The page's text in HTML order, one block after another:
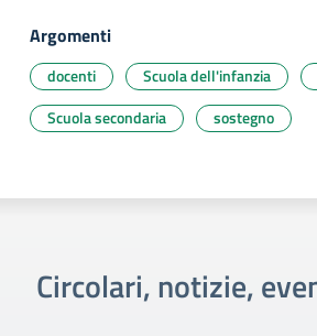
Argomenti
docenti Scuola dell'infanzia
Scuola secondaria
sostegno
Circolari, notizie,